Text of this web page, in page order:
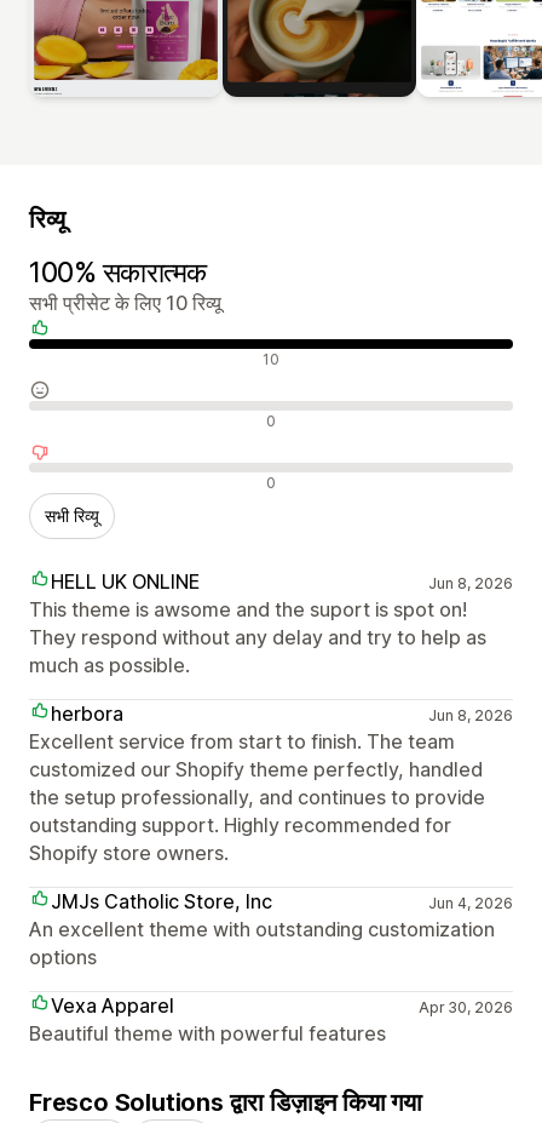
रिव्यू
100% सकारात्मक
सभी प्रीसेट के लिए 10 रिव्यू
सकारात्मक रिव्यू 10
न्यूट्रल रिव्यू 0
नकारात्मक रिव्यू 0
सभी रिव्यू
HELL UK ONLINE Jun 8, 2026
This theme is awsome and the suport is spot on!
They respond without any delay and try to help as
much as possible.
herbora
Jun 8, 2026
Excellent service from start to finish. The team
customized our Shopify theme perfectly, handled
the setup professionally, and continues to provide
outstanding support. Highly recommended for
Shopify store owners.
JMJs Catholic Store, Inc
Jun 4, 2026
An excellent theme with outstanding customization
options
Vexa Apparel
Apr 30, 2026
Beautiful theme with powerful features
Fresco Solutions द्वारा डिज़ाइन किया गया